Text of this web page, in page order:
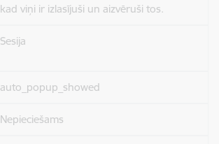
kad viņi ir izlasījuši un aizvēruši tos.
Sesija
auto_popup_showed
Nepieciešams